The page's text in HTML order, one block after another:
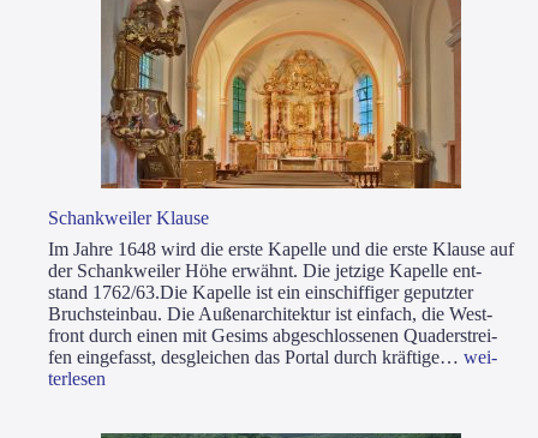
Schank­wei­ler Klau­se
Im Jah­re 1648 wird die ers­te Kapel­le und die ers­te Klau­se auf
der Schank­wei­ler Höhe erwähnt. Die jet­zi­ge Kapel­le ent­
stand 1762/63.Die Kapel­le ist ein ein­schif­fi­ger geputz­ter
Bruch­stein­bau. Die Außen­ar­chi­tek­tur ist ein­fach, die West­
front durch einen mit Gesims abge­schlos­se­nen Qua­der­strei­
fen ein­ge­fasst, des­glei­chen das Por­tal durch kräf­ti­ge… Schank­
wei­
ter­le­sen